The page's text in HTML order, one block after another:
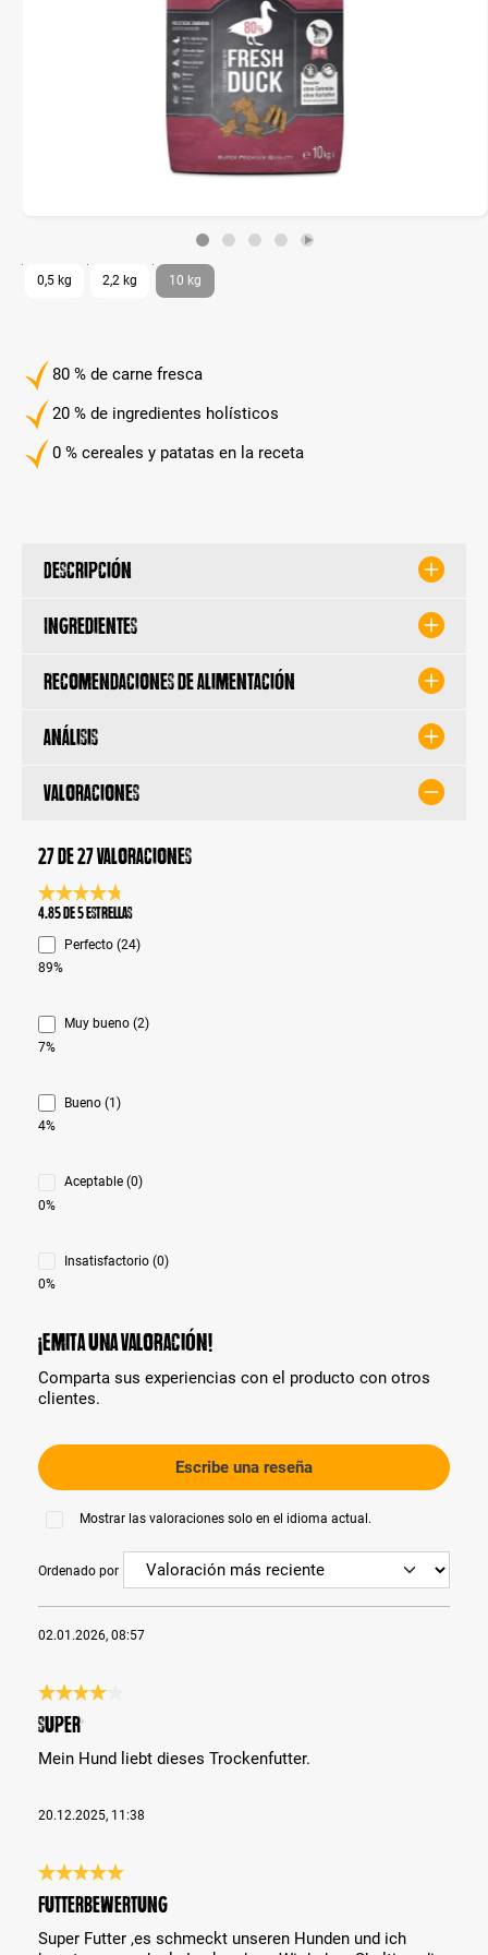
80 % de carne fresca
20 % de ingredientes holísticos
0 % cereales y patatas en la receta
0,5 kg 2,2 kg 10 kg
Descripción
Ingredientes
Recomendaciones de alimentación
Análisis
Valoraciones
27 de 27 valoraciones
Calificación promedio de 4.8 de 5 estrellas
4.85 de 5 Estrellas
Perfecto (24)
89%
Muy bueno (2)
7%
Bueno (1)
4%
Aceptable (0)
0%
Insatisfactorio (0)
0%
¡Emita una valoración!
Comparta sus experiencias con el producto con otros
clientes.
Escribe una reseña
Mostrar las valoraciones solo en el idioma actual.
Ordenado por
02.01.2026, 08:57
Reseña con calificación de 4 de 5 estrellas
Super
Mein Hund liebt dieses Trockenfutter.
20.12.2025, 11:38
Reseña con calificación de 5 de 5 estrellas
Futterbewertung
Super Futter ,es schmeckt unseren Hunden und ich